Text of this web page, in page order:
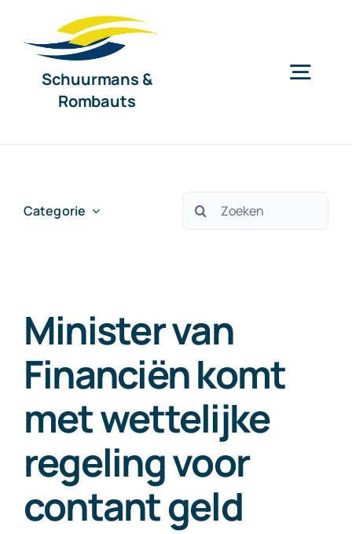
naar
Schuurmans &
Rombauts
Exact Online
Neem contact op!
Categorie
Zoeken
Minister van
Financiën komt
met wettelijke
regeling voor
contant geld